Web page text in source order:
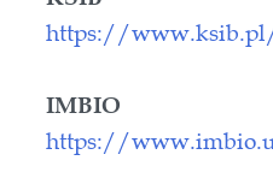
https://
IMBIO
https://